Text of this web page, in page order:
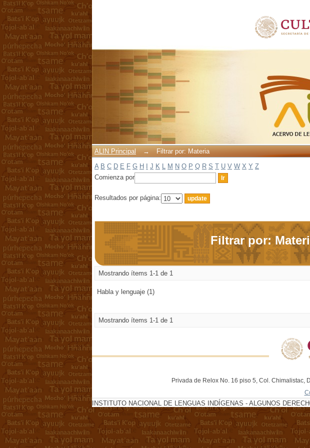
ALIN Principal →
Filtrar por: Materia
A B C D E F G H J K L M N O P Q R S T U V W X Y Z
Comienza por
Resultados por página:
Filtrar por:
Mostrando ítems 1-1 de 1
Habla y lenguaje (1)
Mostrando ítems 1-1 de 1
Privada de Relox No. 16 piso 5, Col. Chimalistac,
INSTITUTO NACIONAL DE LENGUAS INDÍGENAS - ALGUNOS